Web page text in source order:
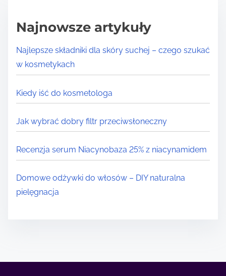
Najnowsze artykuły
Najlepsze składniki dla skóry suchej – czego szukać
w kosmetykach
Kiedy iść do kosmetologa
Jak wybrać dobry filtr przeciwsłoneczny
Recenzja serum Niacynobaza 25% z niacynamidem
Domowe odżywki do włosów – DIY naturalna
pielęgnacja